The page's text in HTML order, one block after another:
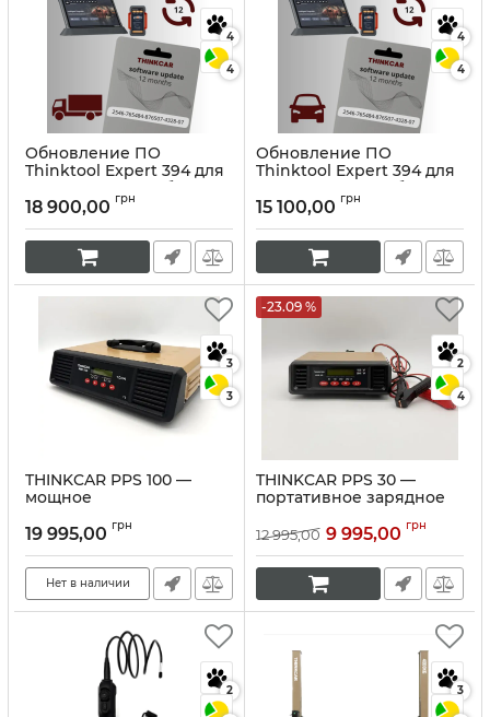
4
4
Обновление ПО
Thinktool Expert 394 для
грузовых автомобилей
Артикул:10402
18 900,00 грн
4
4
Обновление ПО
Thinktool Expert 394 для
легковых автомобилей
Артикул:10401
15 100,00 грн
3
3
THINKCAR PPS 100 —
мощное
зарядное устройство
Артикул:10359
19 995,00 грн
Нет в наличии
-23.09 %
2
4
THINKCAR PPS 30 —
портативное зарядное
автомобильных
Артикул:10358
12 995,00 9 995,00 грн
2 3